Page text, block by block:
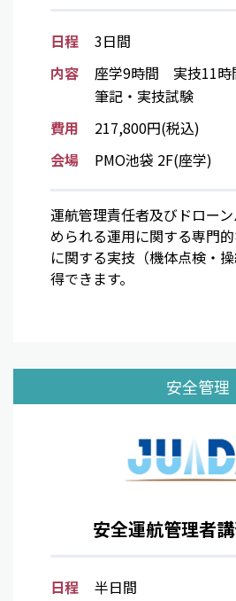
日程
3日間
内容
座学9時間 実技11時
筆記・実技試験
費用
217,800円(税込)
会場
PMO池袋 2F(座学)
運航管理責任者及びドロー
められる運用に関する専門
に関する実技（機体点検・
得できます。
安全管理
安全運航管理者
日程
半日間